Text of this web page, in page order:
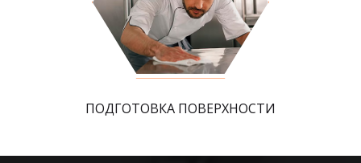
ПОДГОТОВКА ПОВЕРХНОСТИ